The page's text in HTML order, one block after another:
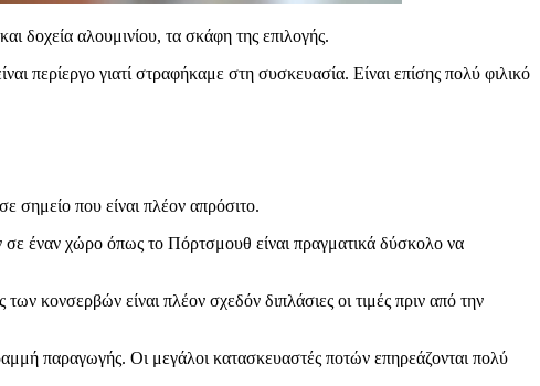
δοχεία αλουμινίου, τα σκάφη της επιλογής.
περίεργο γιατί στραφήκαμε στη συσκευασία. Είναι επίσης πολύ φιλικό
σημείο που είναι πλέον απρόσιτο.
έναν χώρο όπως το Πόρτσμουθ είναι πραγματικά δύσκολο να
κονσερβών είναι πλέον σχεδόν διπλάσιες οι τιμές πριν από την
παραγωγής. Οι μεγάλοι κατασκευαστές ποτών επηρεάζονται πολύ